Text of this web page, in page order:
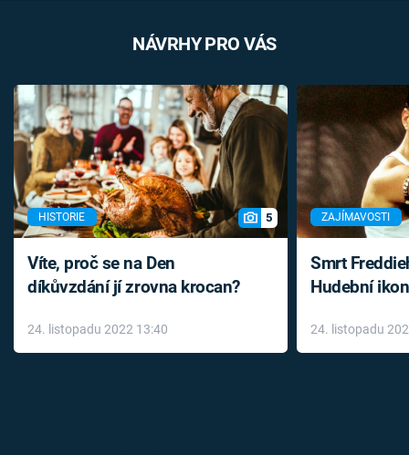
NÁVRHY PRO VÁS
HISTORIE 5
Víte, proč se na Den
díkůvzdání jí zrovna krocan?
24. listopadu 2022 13:40
ZAJÍMAVOSTI
Smrt
Hudební
léky
24. listopadu